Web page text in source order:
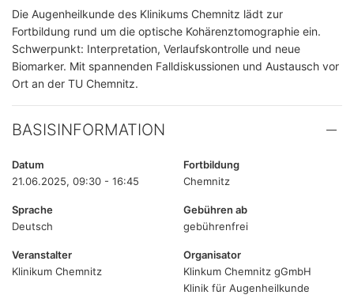
Die Augenheilkunde des Klinikums Chemnitz lädt zur
Fortbildung rund um die optische Kohärenztomographie ein.
Schwerpunkt: Interpretation, Verlaufskontrolle und neue
Biomarker. Mit spannenden Falldiskussionen und Austausch vor
Ort an der TU Chemnitz.
BASISINFORMATION
Datum
21.06.2025, 09:30 - 16:45
Fortbildung
Chemnitz
Sprache
Deutsch
Gebühren ab
gebührenfrei
Veranstalter
Klinikum Chemnitz
Organisator
Klinkum Chemnitz gGmbH
Klinik für Augenheilkunde